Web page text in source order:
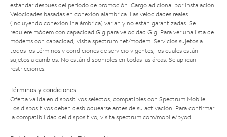
estándar después del período de promoción. Cargo adicional por instalación.
Velocidades basadas en conexión alámbrica. Las velocidades reales
(incluyendo conexión inalámbrica) varían y no están garantizadas. Se
requiere módem con capacidad Gig para velocidad Gig. Para ver una lista de
módems con capacidad, visita spectrum.net/modem . Servicios sujetos a
todos los términos y condiciones de servicio vigentes, los cuales están
sujetos a cambios. No están disponibles en todas las áreas. Se aplican
restricciones.
Términos y condiciones
Oferta válida en dispositivos selectos, compatibles con Spectrum Mobile.
Los dispositivos deben desbloquearse antes de su activación. Para confirmar
la compatibilidad del dispositivo, visita spectrum.com/mobile/byod